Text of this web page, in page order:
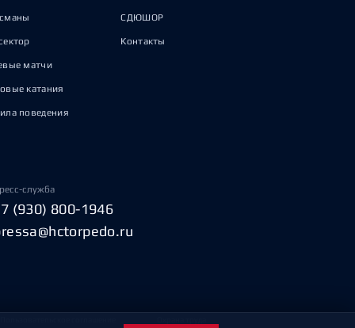
матчи
катания
поведения
СДЮШОР
Контакты
служба
(930) 800-1946